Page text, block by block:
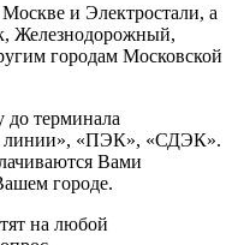
и Электростали, а
Железнодорожный,
городам Московской
до терминала
линии», «ПЭК», «СДЭК».
Вами
городе.
на любой